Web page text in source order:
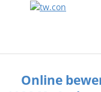
Online